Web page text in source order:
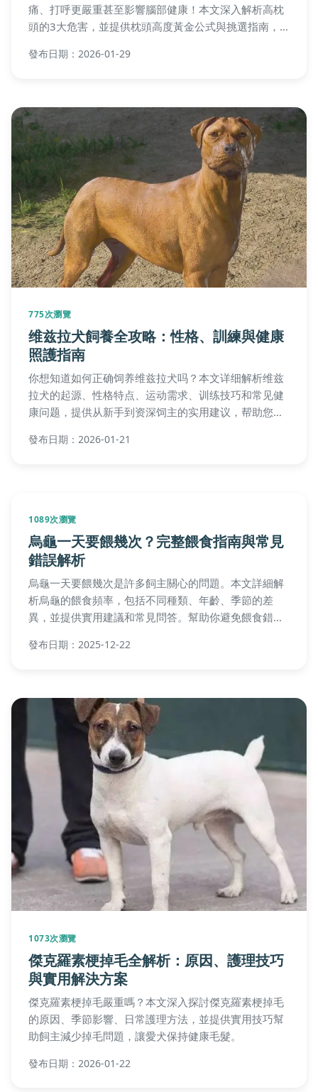
痛、打呼更嚴重甚至影響腦部健康！本文深入解析高枕
頭的3大危害，並提供枕頭高度黃金公式與挑選指南，
發布日期：2026-01-29
775次瀏覽
维兹拉犬飼養全攻略：性格、訓練與健康
照護指南
你想知道如何正确饲养维兹拉犬吗？本文详细解析维兹
拉犬的起源、性格特点、运动需求、训练技巧和常见健
康问题，提供从新手到资深饲主的实用建议，帮助您判
發布日期：2026-01-21
1089次瀏覽
烏龜一天要餵幾次？完整餵食指南與常見
錯誤解析
烏龜一天要餵幾次是許多飼主關心的問題。本文詳細解
析烏龜的餵食頻率，包括不同種類、年齡、季節的差
異，並提供實用建議和常見問答。幫助你避免餵食錯
發布日期：2025-12-22
1073次瀏覽
傑克羅素梗掉毛全解析：原因、護理技巧
與實用解決方案
傑克羅素梗掉毛嚴重嗎？本文深入探討傑克羅素梗掉毛
的原因、季節影響、日常護理方法，並提供實用技巧幫
助飼主減少掉毛問題，讓愛犬保持健康毛髮。
發布日期：2026-01-22